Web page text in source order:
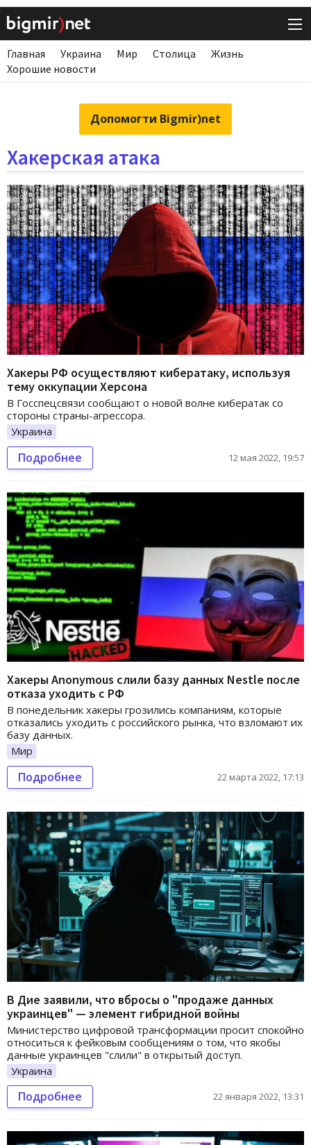
Главная Украина Мир Столица
Жизнь
Хорошие новости
Допомогти Bigmir)net
Хакерская атака
Хакеры РФ осуществляют кибератаку, используя
тему оккупации Херсона
В Госспецсвязи сообщают о новой волне кибератак со
стороны страны-агрессора.
Украина
Подробнее 12 мая 2022, 19:57
Хакеры Anonymous слили базу данных Nestle после
отказа уходить с РФ
В понедельник хакеры грозились компаниям, которые
отказались уходить с российского рынка, что взломают их
базу данных.
Мир
Подробнее 22 марта 2022, 17:13
В Дие заявили, что вбросы о "продаже данных
украинцев" — элемент гибридной войны
Министерство цифровой трансформации просит спокойно
относиться к фейковым сообщениям о том, что якобы
данные украинцев "слили" в открытый доступ.
Украина
Подробнее 22 января 2022, 13:31